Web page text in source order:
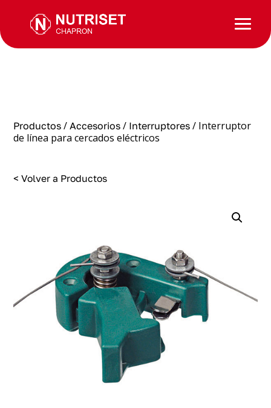
Productos /Accesorios / Interruptores / Interruptor
de línea para cercados eléctricos
< Volver a Productos